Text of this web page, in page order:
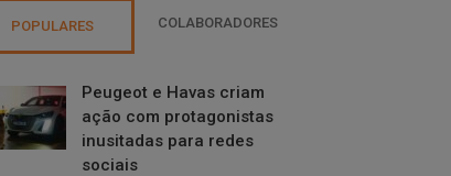
POPULARES COLABORADORES
Peugeot e Havas criam
ação com protagonistas
inusitadas para redes
sociais